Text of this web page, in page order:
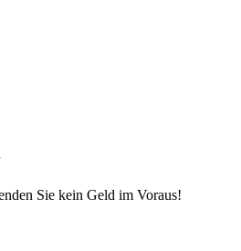
Sie kein Geld im Voraus!